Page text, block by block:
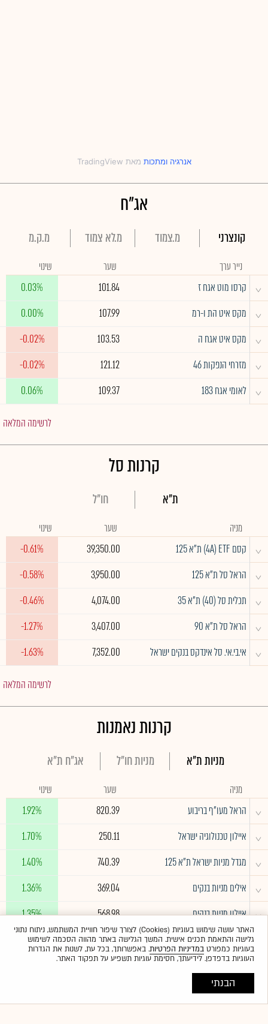
אנרגיה ‎ו‎ מתכות
אג"ח
קונצרני מ.צמוד מ.לא צמוד מ.ק.מ
נייר ערך שער שינוי
^ קרסו מוט אגח ז 101.84
0.03%
^ מקס איט הת ו-רמ 107.99
0.00%
^ מקס איט אגח ה 103.53
-0.02%
^ מזרחי הנפקות 46 121.12
-0.02%
^ לאומי אגח 183 109.37
0.06%
לרשימה המלאה
קרנות סל
ת"א חו"ל
מניה שער שינוי
^ קסם 4A) ETF) ת"א 125 39,350.00
-0.61%
^ הראל סל ת"א 125 3,950.00
-0.58%
^ תכלית סל (40) ת"א 35 4,074.00
-0.46%
^ הראל סל ת"א 90 3,407.00
-1.27%
^ אי.בי.אי. סל אינדקס בנקים ישראל 7,352.00
-1.63%
לרשימה המלאה
קרנות נאמנות
מניות ת"א מניות חו"ל אג"ח ת"א
מניה שער שינוי
^ הראל מעו"ף בריבוע 820.39
1.92%
^ איילון טכנולוגיה ישראל 250.11
1.70%
^ מגדל מניות ישראל ת"א 125 740.39
1.40%
^ אילים מניות בנקים 369.04
1.36%
^ איילון מניות בנקים 568.98
1.35%
לרשימה המלאה
האתר עושה שימוש בעוגיות (Cookies) לצורך שיפור חוויית המשתמש, ניתוח נתוני
גלישה והתאמת תכנים אישית. המשך הגלישה באתר מהווה הסכמה לשימוש
בעוגיות כמפורטבמדיניות הפרטיות. באפשרותך, בכל עת, לשנות את הגדרות
העוגיות בדפדפן. לידיעתך, חסימת עוגיות תשפיע על תפקוד האתר.
הבנתי